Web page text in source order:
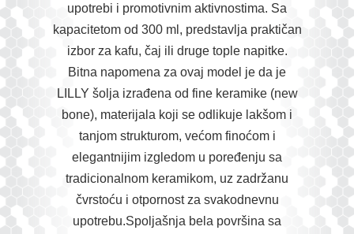
upotrebi i promotivnim aktivnostima. Sa
kapacitetom od 300 ml, predstavlja praktičan
izbor za kafu, čaj ili druge tople napitke.
Bitna napomena za ovaj model je da je
LILLY šolja izrađena od fine keramike (new
bone), materijala koji se odlikuje lakšom i
tanjom strukturom, većom finoćom i
elegantnijim izgledom u poređenju sa
tradicionalnom keramikom, uz zadržanu
čvrstoću i otpornost za svakodnevnu
upotrebu.Spoljašnja bela površina sa